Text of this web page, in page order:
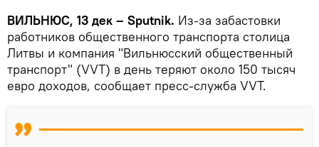
ВИЛЬНЮС, 13 дек – Sputnik. Из-за забастовки
работников общественного транспорта столица
Литвы и компания "Вильнюсский общественный
транспорт" (VVT) в день теряют около 150 тысяч
евро доходов, сообщает пресс-служба VVT.